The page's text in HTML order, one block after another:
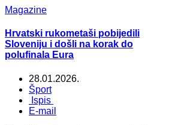
Magazine
Hrvatski rukometaši pobijedili
Sloveniju i došli na korak do
polufinala Eura
28.01.2026.
Šport
Ispis
E-mail